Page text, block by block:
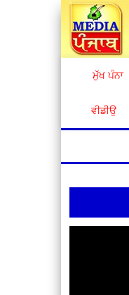
ਮੁੱਖ ਪੰਨਾ
ਵੀਡੀਉ